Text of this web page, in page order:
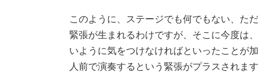
このように、ステージでも何でもない、た
緊張が生まれるわけですが、そこに今度は
いように気をつけなければといったことが
人前で演奏するという緊張がプラスされます